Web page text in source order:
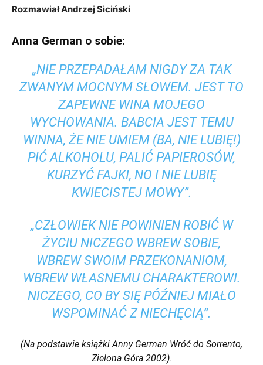
Rozmawiał Andrzej Siciński
Anna German o sobie:
„NIE PRZEPADAŁAM NIGDY ZA TAK
ZWANYM MOCNYM SŁOWEM. JEST TO
ZAPEWNE WINA MOJEGO
WYCHOWANIA. BABCIA JEST TEMU
WINNA, ŻE NIE UMIEM (BA, NIE LUBIĘ!)
PIĆ ALKOHOLU, PALIĆ PAPIEROSÓW,
KURZYĆ FAJKI, NO I NIE LUBIĘ
KWIECISTEJ MOWY”.
„CZŁOWIEK NIE POWINIEN ROBIĆ W
ŻYCIU NICZEGO WBREW SOBIE,
WBREW SWOIM PRZEKONANIOM,
WBREW WŁASNEMU CHARAKTEROWI.
NICZEGO, CO BY SIĘ PÓŹNIEJ MIAŁO
WSPOMINAĆ Z NIECHĘCIĄ”.
(Na podstawie książki Anny German Wróć do Sorrento,
Zielona Góra 2002).